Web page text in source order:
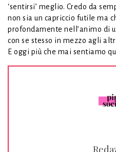
‘sentirsi’ meglio. Credo da
non sia un capriccio futile ma
profondamente nell’animo di
con se stesso in mezzo agli
E oggi più che mai sentiamo